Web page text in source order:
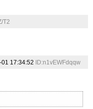
T2
01 17:34:52 ID:n1vEWFdqqw